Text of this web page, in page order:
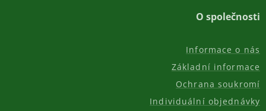
O společnosti
Informace o nás
Základní informace
Ochrana soukromí
Individuální objednávky